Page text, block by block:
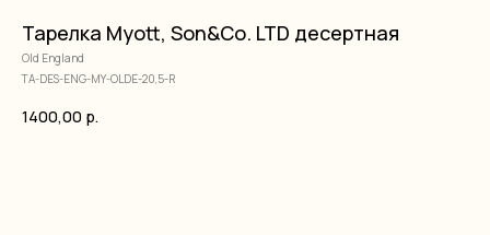
Тарелка Myott, Son&Co. LTD десертная
Old England
TA-DES-ENG-MY-OLDE-20,5-R
1400,00 р.